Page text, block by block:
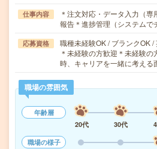
仕事内容
＊注文対応・データ入力（
報告＊進捗管理（システム
応募資格
職種未経験OK / ブランクOK /
＊未経験の方歓迎＊未経験
時、キャリアを一緒に考え
職場の雰囲気
年齢層
20代
30代
職場の様子